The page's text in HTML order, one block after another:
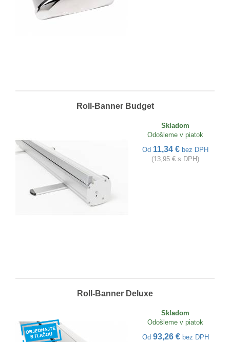
Roll-Banner Budget
Skladom
Odošleme v piatok
Od 11,34 € bez DPH
(13,95 € s DPH)
Roll-Banner Deluxe
Skladom
Odošleme v piatok
Od 93,26 € bez DPH